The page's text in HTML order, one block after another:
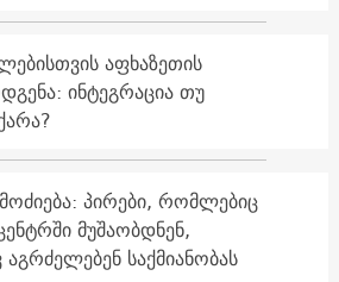
აფხაზეთის
ინტეგრაცია თუ
პირები, რომლებიც
მუშაობდნენ,
საქმიანობას